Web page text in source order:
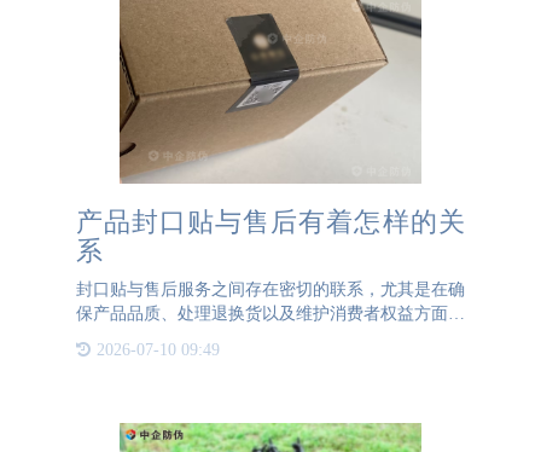
产品封口贴与售后有着怎样的关
系
封口贴与售后服务之间存在密切的联系，尤其是在确
保产品品质、处理退换货以及维护消费者权益方面。
分，其主要作用是确保产品在运输和销售过程中包装
2026-07-10 09:49